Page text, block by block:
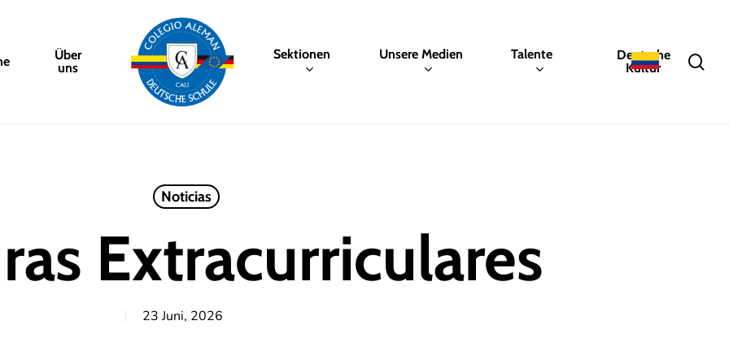
Über
uns
Sektionen Unsere Medien Talente
Deutsche
Kultur
Noticias
Extracurriculares
23 Juni, 2026